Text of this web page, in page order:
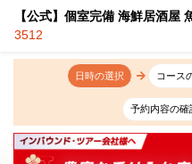
【公式】個室完備 海鮮居酒屋
3512
日時の選択 コース
予約内容の確